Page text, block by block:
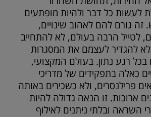
לעשות כל דבר ולהיות מופתעים
גורם להם לאהוב שינויים,
לטייל הרבה בעולם, לא להתחייב
להגדיר לעצמם את המסגרות
רגע נתון. בעולם המקצועי,
כאלה בתפקידים של מדריכי
פרילנסרים, ולא כשכירים באותה
ארוכות. זו הנאה גדולה להיות
השראה ובלתי ניתנים לאילוף